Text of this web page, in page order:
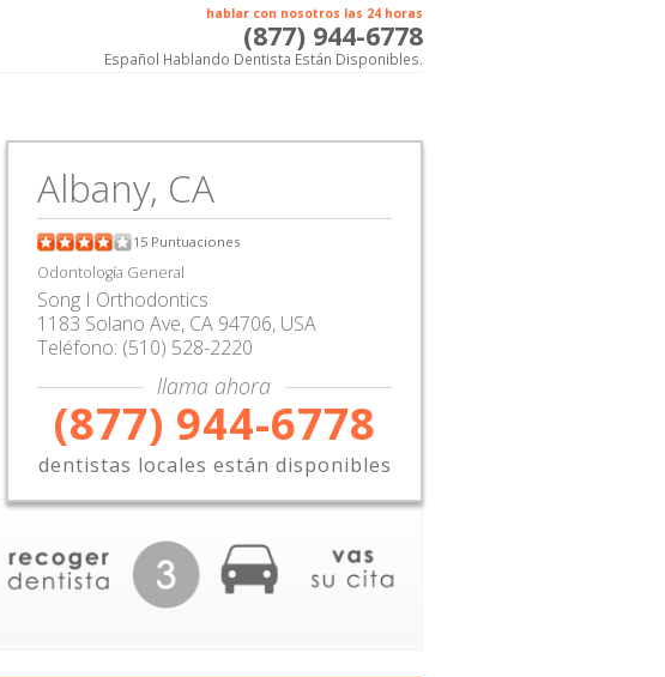
hablar con nosotros las 24 horas
(877) 944-6778
Español Hablando Dentista Están Disponibles.
Albany, CA
15 Puntuaciones
Odontología General
Song I Orthodontics
1183 Solano Ave, CA 94706, USA
Teléfono: (510) 528-2220
llama ahora
(877) 944-6778
dentistas locales están disponibles